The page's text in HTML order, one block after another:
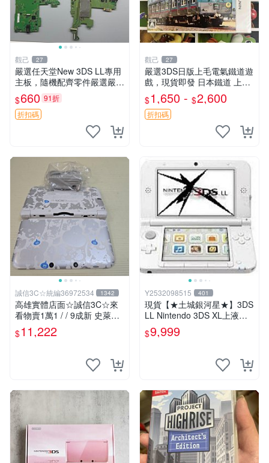
觀己 27
嚴選任天堂New 3DS LL專用
主板，隨機配齊零件嚴選嚴選
任天堂New 3DS LL專用主
板，隨機配齊零件 製作零組
件 拆件零件
$660 91折
折扣碼
觀己 27
嚴選3DS日版上毛電氣鐵道遊
戲，現貨即發 日本鐵道 上毛
電氣鐵道 3DS 游戲
$1,650 - $2,600
折扣碼
誠信3C☆統編36972534 1342
高雄實體店面☆誠信3C☆來
看物賣1萬1 / / 9成新 史萊姆
勇者鬥惡龍 限定版 無改機 任
天堂 3DS LL 日規主機 二手
$11,222
Y2532098515 401
現貨【★土城銀河星★】3DS
LL Nintendo 3DS XL上液晶
上螢幕 L.R鍵維修.觸控螢幕
等更換.外殼破裂更換賣場另
$9,999